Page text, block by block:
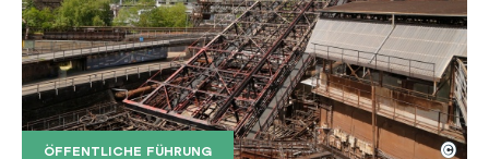
ÖFFENTLICHE FÜHRUNG ©